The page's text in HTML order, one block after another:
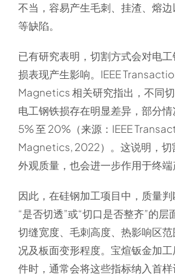
不当，容易产生毛刺、挂渣、熔
等缺陷。
已有研究表明，切割方式会对电
损表现产生影响。IEEE
Magnetics 相关研究指出，不同切
电工钢铁损存在明显差异，部分
5% 至 20%（来源：IEEE
Magnetics, 2022）。这说明，切
外观质量，也会进一步作用于终端
因此，在硅钢加工项目中，质量
“是否切透”或“切口是否整齐”的层
切缝宽度、毛刺高度、热影响区
况及板面变形程度。宝煊钣金加
件时，通常会将这些指标纳入首